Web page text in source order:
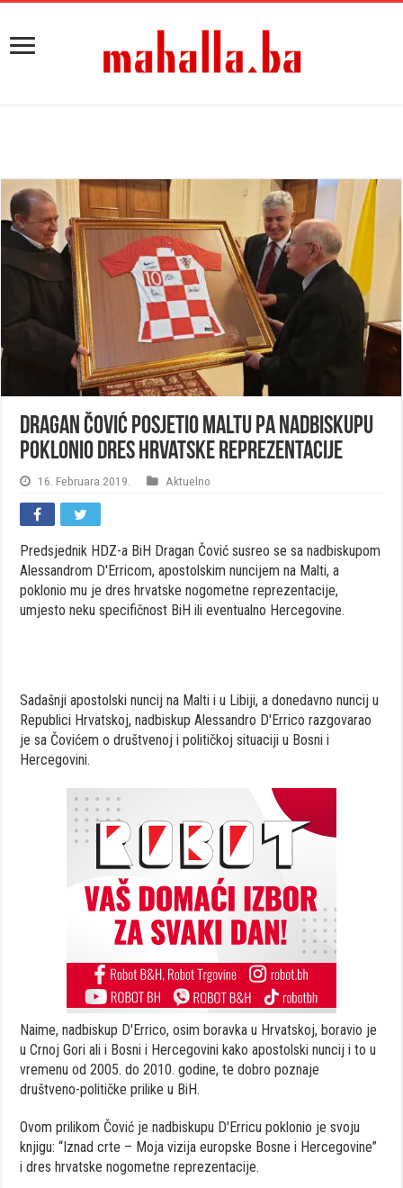
Dragan Čović posjetio Maltu pa nadbiskupu
poklonio dres hrvatske reprezentacije
16. Februara 2019. Aktuelno
Predsjednik HDZ-a BiH Dragan Čović susreo se sa nadbiskupom
Alessandrom D'Erricom, apostolskim nuncijem na Malti, a
poklonio mu je dres hrvatske nogometne reprezentacije,
umjesto neku specifičnost BiH ili eventualno Hercegovine.
Sadašnji apostolski nuncij na Malti i u Libiji, a donedavno nuncij u
Republici Hrvatskoj, nadbiskup Alessandro D'Errico razgovarao
je sa Čovićem o društvenoj i političkoj situaciji u Bosni i
Hercegovini.
Naime, nadbiskup D'Errico, osim boravka u Hrvatskoj, boravio je
u Crnoj Gori ali i Bosni i Hercegovini kako apostolski nuncij i to u
vremenu od 2005. do 2010. godine, te dobro poznaje
društveno-političke prilike u BiH.
Ovom prilikom Čović je nadbiskupu D'Erricu poklonio je svoju
knjigu: “Iznad crte – Moja vizija europske Bosne i Hercegovine”
i dres hrvatske nogometne reprezentacije.